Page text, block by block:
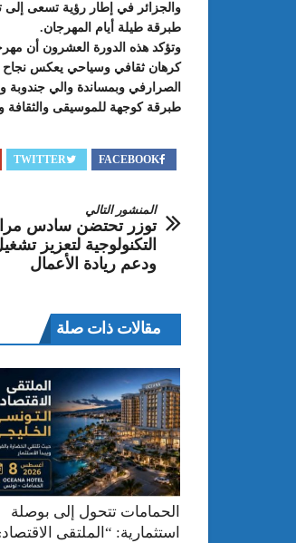
والجزائر في إطار رؤية تسعى إلى
طبرقة طيلة أيام المهرجان.
وتؤكد هذه الدورة العشرون أن
كرهان ثقافي وسياحي يعكس نجاح
الصرارفي وبمساندة والي جندوبة
طبرقة كوجهة للموسيقى
FACEBOOK
TWITTER
المنشور التالي
توزر تحتضن سادس
التكنولوجية لتعزيز
ودعم ريادة الأعمال
مقالات ذات صلة
الحمامات تتحول إلى بوصلة
استثمارية: “الملتقى